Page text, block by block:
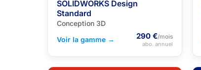
SOLIDWORKS Design
Standard
Conception 3D
Voir la gamme →
290 €/mois
abo. annuel